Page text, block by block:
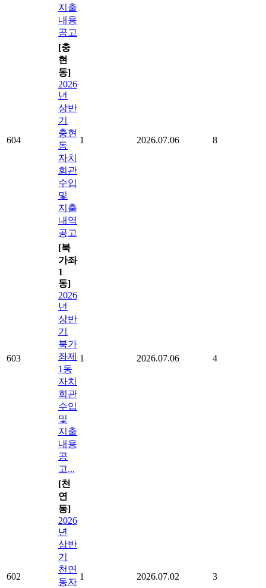
지출
내용
공고
604
[충
현
동]
2026
년
상반
기
충현
동
자치
회관
수입
및
지출
내역
공고
1 2026.07.06 8
603
[북
가좌
1
동]
2026
년
상반
기
북가
좌제
1동
자치
회관
수입
및
지출
내용
공
고...
1 2026.07.06 4
602
[천
연
동]
2026
년
상반
기
천연
동자
1 2026.07.02 3